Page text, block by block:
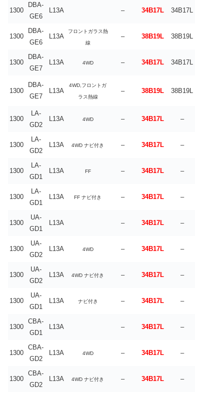
1300
DBA-
GE6
L13A – 34B17L 34B17L
1300
DBA-
GE6
L13A
フロントガラス熱
線
– 38B19L 38B19L
1300
DBA-
GE7
L13A 4WD – 34B17L 34B17L
1300
DBA-
GE7
L13A
4WD,フロントガ
ラス熱線
– 38B19L 38B19L
1300
LA-
GD2
L13A 4WD – 34B17L –
1300
LA-
GD2
L13A 4WD ナビ付き – 34B17L –
1300
LA-
GD1
L13A FF – 34B17L –
1300
LA-
GD1
L13A FF ナビ付き – 34B17L –
1300
UA-
GD1
L13A – 34B17L –
1300
UA-
GD2
L13A 4WD – 34B17L –
1300
UA-
GD2
L13A 4WD ナビ付き – 34B17L –
1300
UA-
GD1
L13A ナビ付き – 34B17L –
1300
CBA-
GD1
L13A – 34B17L –
1300
CBA-
GD2
L13A 4WD – 34B17L –
1300
CBA-
GD2
L13A 4WD ナビ付き – 34B17L –